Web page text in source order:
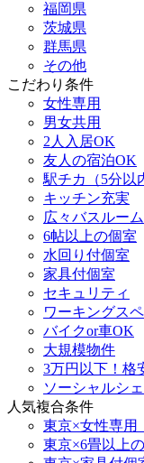
福岡県
茨城県
群馬県
その他
こだわり条件
女性専用
男女共用
2人入居OK
友人の宿泊OK
駅チカ（5分以
キッチン充実
広々バスルーム
6帖以上の個室
水回り付個室
家具付個室
セキュリティ
ワーキングス
バイクor車OK
大規模物件
3万円以下！格
ソーシャルシ
人気複合条件
東京×女性専用
東京×6畳以上